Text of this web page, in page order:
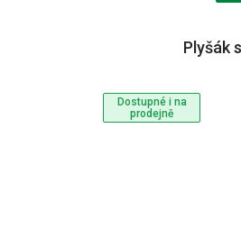
Dostupné i na
prodejně
Plyšák